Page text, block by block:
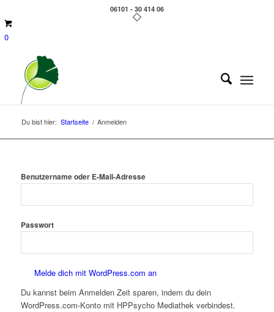
06101 - 30 414 06
0
Du bist hier: Startseite / Anmelden
Benutzername oder E-Mail-Adresse
Passwort
Melde dich mit WordPress.com an
Du kannst beim Anmelden Zeit sparen, indem du dein
WordPress.com-Konto mit HPPsycho Mediathek verbindest.